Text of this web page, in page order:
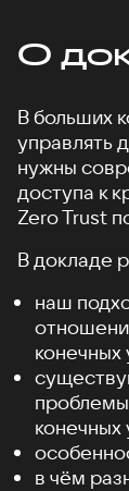
О
В больших
управлять
нужны
доступа к
Zero Trust
В докладе
наш
конечных
конечных
в чём